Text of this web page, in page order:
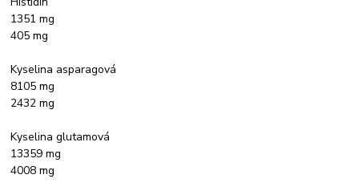
1351 mg
405 mg
Kyselina asparagová
8105 mg
2432 mg
Kyselina glutamová
13359 mg
4008 mg